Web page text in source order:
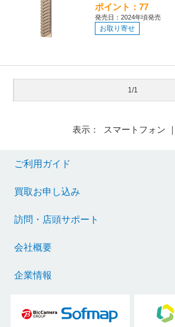
ポイント：77
発売日：2024年頃発売
お取り寄せ
1/1
表示： スマートフォン ｜
ご利用ガイド
買取お申し込み
訪問・店頭サポート
会社概要
企業情報